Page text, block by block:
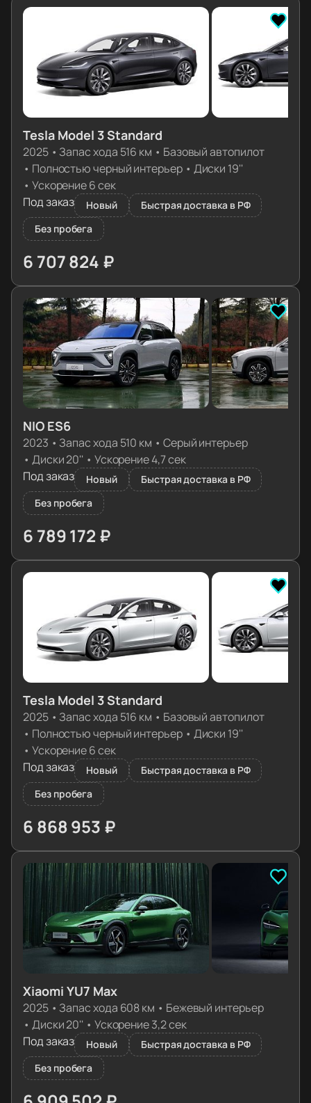
Tesla Model 3 Standard
2025• Запас хода 516 км • Базовый автопилот
• Полностью черный интерьер• Диски 19''
• Ускорение 6 сек
Под заказ
Новый
Быстрая доставка в РФ
Без пробега
6 707 824 ₽
≈ 66 727€
NIO ES6
2023 • Запас хода 510 км • Серый интерьер
• Диски 20'' • Ускорение 4,7 сек
Под заказ
Новый
Быстрая доставка в РФ
Без пробега
6 789 172 ₽
≈ 67 536€
Tesla Model 3 Standard
2025• Запас хода 516 км • Базовый автопилот
• Полностью черный интерьер• Диски 19''
• Ускорение 6 сек
Под заказ
Новый
Быстрая доставка в РФ
Без пробега
6 868 953 ₽
≈ 68 330€
Xiaomi YU7 Max
2025• Запас хода 608 км • Бежевый интерьер
• Диски 20'' • Ускорение 3,2 сек
Под заказ
Новый
Быстрая доставка в РФ
Без пробега